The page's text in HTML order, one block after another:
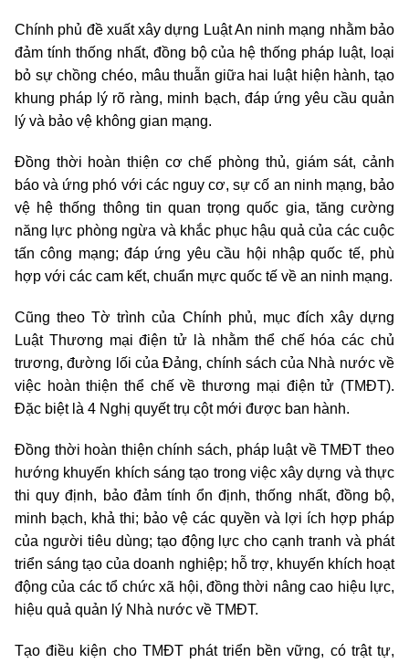
Chính phủ đề xuất xây dựng Luật An ninh mạng nhằm bảo
đảm tính thống nhất, đồng bộ của hệ thống pháp luật, loại
bỏ sự chồng chéo, mâu thuẫn giữa hai luật hiện hành, tạo
khung pháp lý rõ ràng, minh bạch, đáp ứng yêu cầu quản
lý và bảo vệ không gian mạng.
Đồng thời hoàn thiện cơ chế phòng thủ, giám sát, cảnh
báo và ứng phó với các nguy cơ, sự cố an ninh mạng, bảo
vệ hệ thống thông tin quan trọng quốc gia, tăng cường
năng lực phòng ngừa và khắc phục hậu quả của các cuộc
tấn công mạng; đáp ứng yêu cầu hội nhập quốc tế, phù
hợp với các cam kết, chuẩn mực quốc tế về an ninh mạng.
Cũng theo Tờ trình của Chính phủ, mục đích xây dựng
Luật Thương mại điện tử là nhằm thể chế hóa các chủ
trương, đường lối của Đảng, chính sách của Nhà nước về
việc hoàn thiện thể chế về thương mại điện tử (TMĐT).
Đặc biệt là 4 Nghị quyết trụ cột mới được ban hành.
Đồng thời hoàn thiện chính sách, pháp luật về TMĐT theo
hướng khuyến khích sáng tạo trong việc xây dựng và thực
thi quy định, bảo đảm tính ổn định, thống nhất, đồng bộ,
minh bạch, khả thi; bảo vệ các quyền và lợi ích hợp pháp
của người tiêu dùng; tạo động lực cho cạnh tranh và phát
triển sáng tạo của doanh nghiệp; hỗ trợ, khuyến khích hoạt
động của các tổ chức xã hội, đồng thời nâng cao hiệu lực,
hiệu quả quản lý Nhà nước về TMĐT.
Tạo điều kiện cho TMĐT phát triển bền vững, có trật tự,